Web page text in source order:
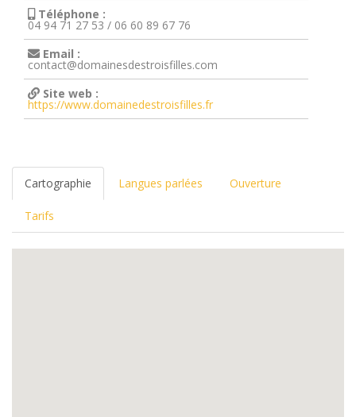
Téléphone :
04 94 71 27 53 / 06 60 89 67 76
Email :
contact@domainesdestroisfilles.com
Site web :
https://www.domainedestroisfilles.fr
Cartographie Langues parlées Ouverture
Tarifs